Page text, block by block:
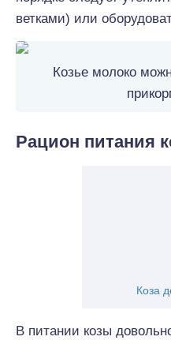
ветками) или
Козье молоко
Рацион питания
Коза
В питании козы